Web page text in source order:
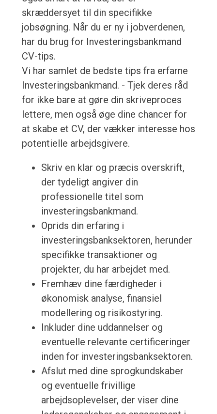
skræddersyet til din specifikke
jobsøgning. Når du er ny i jobverdenen,
har du brug for Investeringsbankmand
CV-tips.
Vi har samlet de bedste tips fra erfarne
Investeringsbankmand. - Tjek deres råd
for ikke bare at gøre din skriveproces
lettere, men også øge dine chancer for
at skabe et CV, der vækker interesse hos
potentielle arbejdsgivere.
Skriv en klar og præcis overskrift,
der tydeligt angiver din
professionelle titel som
investeringsbankmand.
Oprids din erfaring i
investeringsbanksektoren, herunder
specifikke transaktioner og
projekter, du har arbejdet med.
Fremhæv dine færdigheder i
økonomisk analyse, finansiel
modellering og risikostyring.
Inkluder dine uddannelser og
eventuelle relevante certificeringer
inden for investeringsbanksektoren.
Afslut med dine sprogkundskaber
og eventuelle frivillige
arbejdsoplevelser, der viser dine